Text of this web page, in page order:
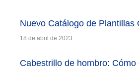
Nuevo Catálogo de Plantillas
18 de abril de 2023
Cabestrillo de hombro: